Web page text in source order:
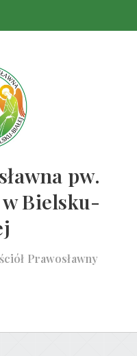
pw.
Bielsku-
Prawosławny